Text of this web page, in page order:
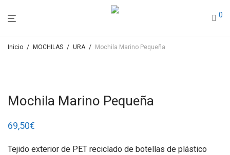
0
Inicio / MOCHILAS / URA / Mochila Marino Pequeña
Mochila Marino Pequeña
69,50€
Tejido exterior de PET reciclado de botellas de plástico